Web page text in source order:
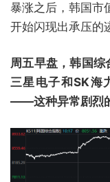
暴涨之后，韩国市
开始闪现出承压的
周五早盘，韩国综
三星电子和SK海
——这种异常剧烈